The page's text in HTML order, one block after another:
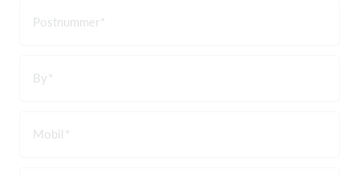
Postnummer
By
Mobil